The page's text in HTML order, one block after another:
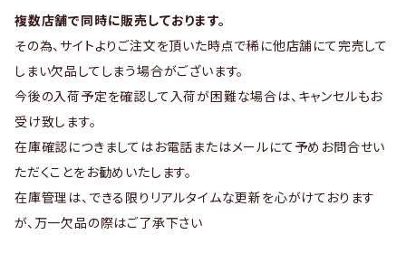
複数店舗で同時に販売しております。
その為、サイトよりご注文を頂いた時点で稀に他店舗にて完売して
しまい欠品してしまう場合がございます。
今後の入荷予定を確認して入荷が困難な場合は、キャンセルもお
受け致します。
在庫確認につきましてはお電話またはメールにて予めお問合せい
ただくことをお勧めいたします。
在庫管理は、できる限りリアルタイムな更新を心がけております
が、万一欠品の際はご了承下さい